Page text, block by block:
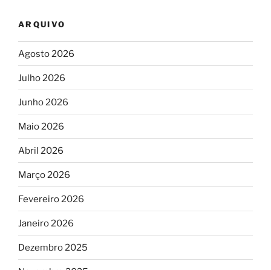
ARQUIVO
Agosto 2026
Julho 2026
Junho 2026
Maio 2026
Abril 2026
Março 2026
Fevereiro 2026
Janeiro 2026
Dezembro 2025